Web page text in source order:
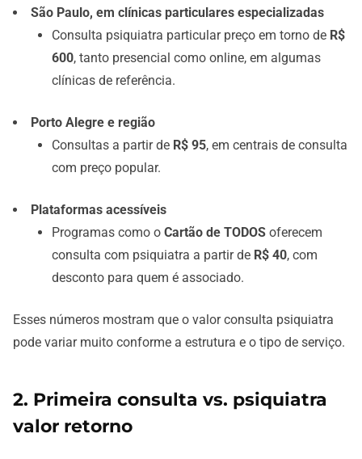
São Paulo, em clínicas particulares especializadas
Consulta psiquiatra particular preço em torno de R$
600, tanto presencial como online, em algumas
clínicas de referência.
Porto Alegre e região
Consultas a partir de R$ 95, em centrais de consulta
com preço popular.
Plataformas acessíveis
Programas como o Cartão de TODOS oferecem
consulta com psiquiatra a partir de R$ 40, com
desconto para quem é associado.
Esses números mostram que o valor consulta psiquiatra
pode variar muito conforme a estrutura e o tipo de serviço.
2. Primeira consulta vs. psiquiatra
valor retorno